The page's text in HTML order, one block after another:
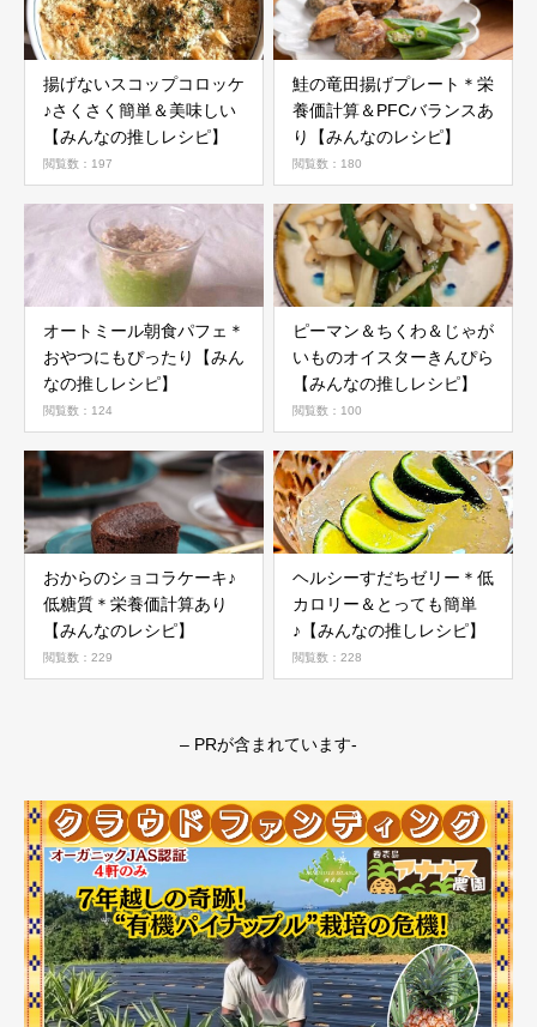
揚げないスコップコロッケ
♪さくさく簡単＆美味しい
【みんなの推しレシピ】
閲覧数：197
鮭の竜田揚げプレート＊栄
養価計算＆PFCバランスあ
り【みんなのレシピ】
閲覧数：180
オートミール朝食パフェ＊
おやつにもぴったり【みん
なの推しレシピ】
閲覧数：124
ピーマン＆ちくわ＆じゃが
いものオイスターきんぴら
【みんなの推しレシピ】
閲覧数：100
おからのショコラケーキ♪
低糖質＊栄養価計算あり
【みんなのレシピ】
閲覧数：229
ヘルシーすだちゼリー＊低
カロリー＆とっても簡単
♪【みんなの推しレシピ】
閲覧数：228
– PRが含まれています-